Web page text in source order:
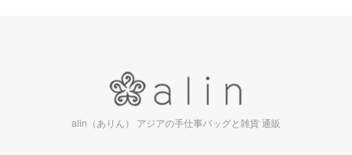
alin（ありん） アジアの手仕事バッグと雑貨 通販